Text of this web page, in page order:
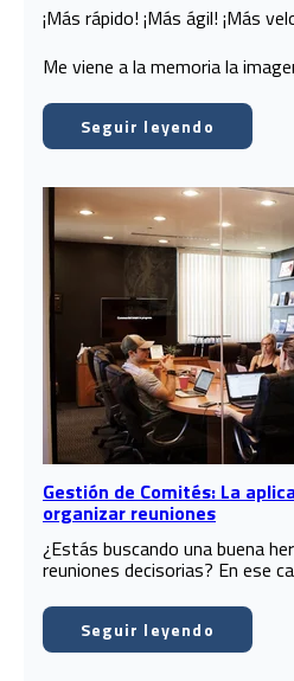
¡Más rápido! ¡Más ágil! ¡Más
Me viene a la memoria la
Seguir leyendo
Gestión de Comités: La
organizar reuniones
¿Estás buscando una buena
reuniones decisorias? En ese
Seguir leyendo